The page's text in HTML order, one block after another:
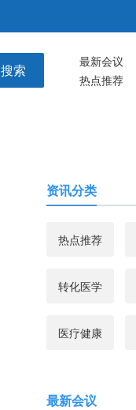
搜索 最新会议
热点推荐
资讯分类
热点推荐
转化医学
医疗健康
最新会议